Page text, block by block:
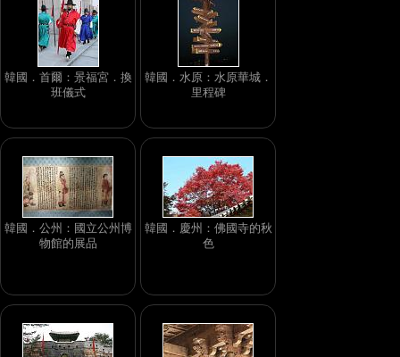
韓國．首爾：景福宮．換
班儀式
韓國．水原：水原華城．
里程碑
韓國．公州：國立公州博
物館的展品
韓國．慶州：佛國寺的秋
色